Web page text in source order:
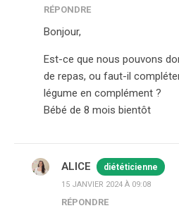
RÉPONDRE
Bonjour,
Est-ce que nous pouvons
de repas, ou faut-il
légume en complément ?
Bébé de 8 mois bientôt
ALICE diététicienne
15 JANVIER 2024 À 09:08
RÉPONDRE